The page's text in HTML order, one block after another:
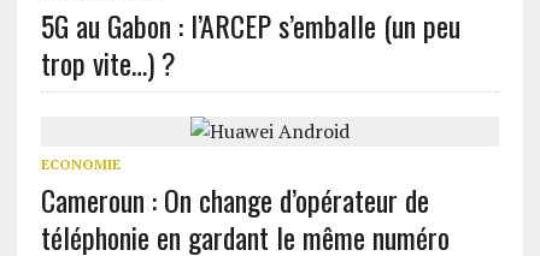
5G au Gabon : l’ARCEP s’emballe (un peu
trop vite…) ?
ECONOMIE
Cameroun : On change d’opérateur de
téléphonie en gardant le même numéro